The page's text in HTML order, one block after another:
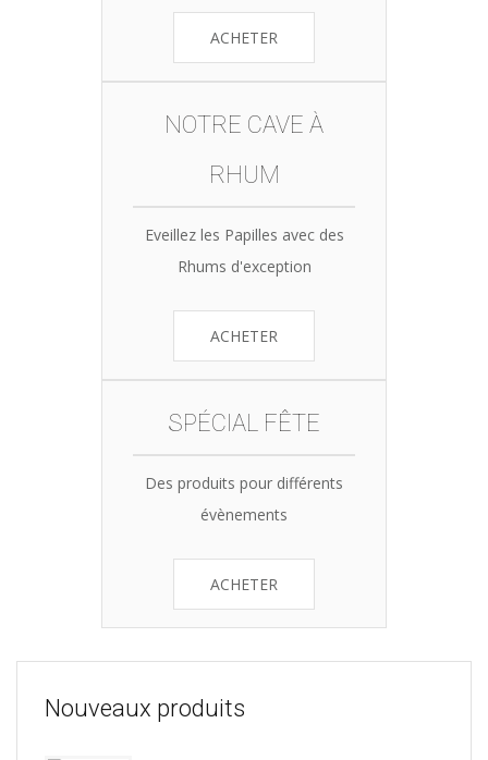
ACHETER
NOTRE CAVE À
RHUM
Eveillez les Papilles avec des
Rhums d'exception
ACHETER
SPÉCIAL FÊTE
Des produits pour différents
évènements
ACHETER
Nouveaux produits